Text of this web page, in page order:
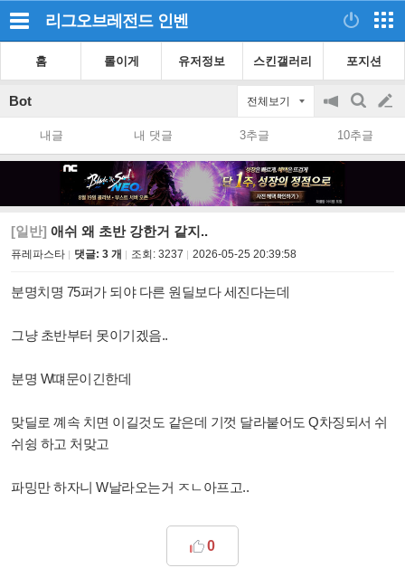
리그오브레전드 인벤
홈 롤이게 유저정보 스킨갤러리 포지션
Bot 전체보기
공
지
on/off
검
색
글
쓰
내글 내 댓글 3추글 10추글
[일반] 애쉬 왜 초반 강한거 같지..
퓨레파스타 댓글: 3 개 조회: 3237 2026-05-25 20:39:58
분명치명 75퍼가 되야 다른 원딜보다 세진다는데
그냥 초반부터 못이기겠음..
분명 W떄문이긴한데
맞딜로 꼐속 치면 이길것도 같은데 기껏 달라붙어도 Q차징되서 쉬
쉬슁 하고 처맞고
파밍만 하자니 W날라오는거 ㅈㄴ아프고..
0